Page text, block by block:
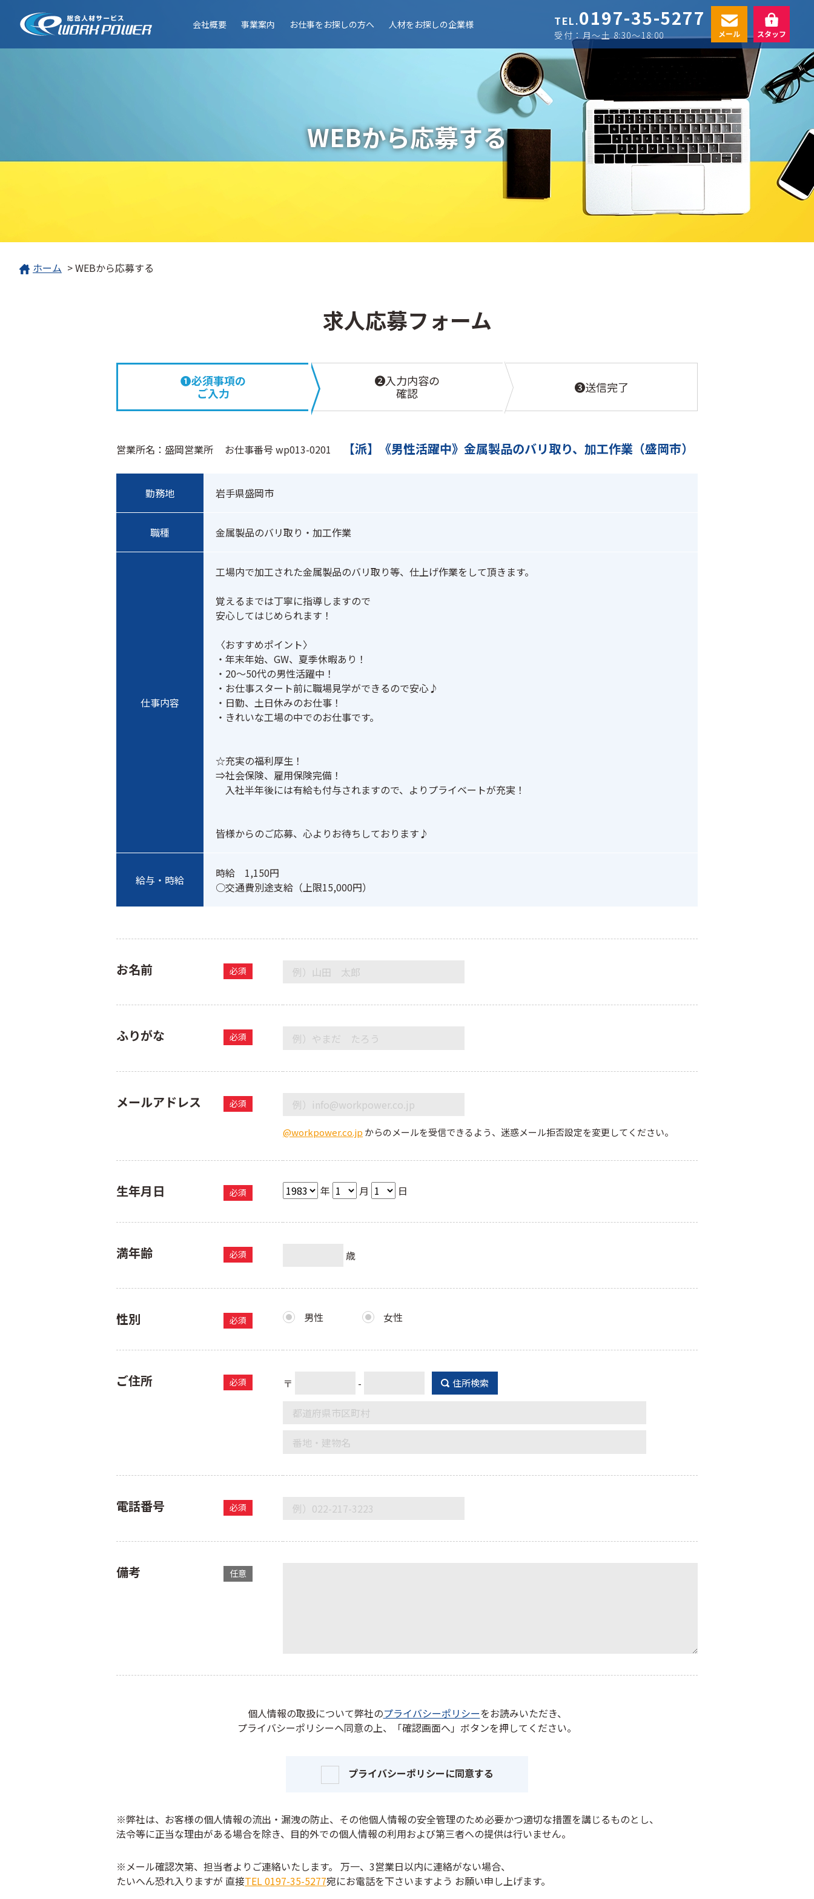
会社概要 事業案内 お仕事をお探しの方へ 人材をお探しの企業様 TEL.0197-35-5277
受付：月〜土 8:30〜18:00 メール スタッフ
WEBから応募する
ホーム >WEBから応募する
求人応募フォーム
❶必須事項の
ご入力
❷入力内容の
確認
❸送信完了
営業所名：盛岡営業所 お仕事番号 wp013-0201 【派】《男性活躍中》金属製品のバリ取り、加工作業（盛岡市）
勤務地 岩手県盛岡市
職種
仕事内容
工場内で加工された金属製品のバリ取り等、仕上げ作業をして頂きます。
覚えるまでは丁寧に指導しますので
安心してはじめられます！
〈おすすめポイント〉
・年末年始、GW、夏季休暇あり！
・20～50代の男性活躍中！
・お仕事スタート前に職場見学ができるので安心♪
・日勤、土日休みのお仕事！
・きれいな工場の中でのお仕事です。
☆充実の福利厚生！
⇒社会保険、雇用保険完備！
入社半年後には有給も付与されますので、よりプライベートが充実！
皆様からのご応募、心よりお待ちしております♪
給与・時給
時給　1,150円
お名前 必須
ふりがな 必須
メールアドレス 必須
@workpower.co.jp からのメールを受信できるよう、迷惑メール拒否設定を変更してください。
生年月日 必須 年 月 日
満年齢 必須 歳
性別 必須 男性 女性
ご住所 必須 〒 - 住所検索
電話番号 必須
備考 任意
個人情報の取扱について弊社のプライバシーポリシーをお読みいただき、
プライバシーポリシーへ同意の上、
「確認画面へ」ボタンを押してください。
プライバシーポリシーに同意する
※弊社は、お客様の個人情報の流出・漏洩の防止、その他個人情報の安全管理のため必要かつ適切な措置を講じるものとし、
法令等に正当な理由がある場合を除き、目的外での個人情報の利用および第三者への提供は行いません。
※メール確認次第、担当者よりご連絡いたします。 万一、3営業日以内に連絡がない場合、
たいへん恐れ入りますが 直接TEL 0197-35-5277宛にお電話を下さいますよう お願い申し上げます。